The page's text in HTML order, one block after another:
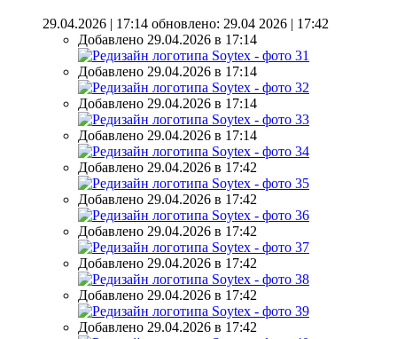
29.04.2026 | 17:14 обновлено: 29.04 2026 | 17:42
Добавлено 29.04.2026 в 17:14
Добавлено 29.04.2026 в 17:14
Добавлено 29.04.2026 в 17:14
Добавлено 29.04.2026 в 17:14
Добавлено 29.04.2026 в 17:42
Добавлено 29.04.2026 в 17:42
Добавлено 29.04.2026 в 17:42
Добавлено 29.04.2026 в 17:42
Добавлено 29.04.2026 в 17:42
Добавлено 29.04.2026 в 17:42